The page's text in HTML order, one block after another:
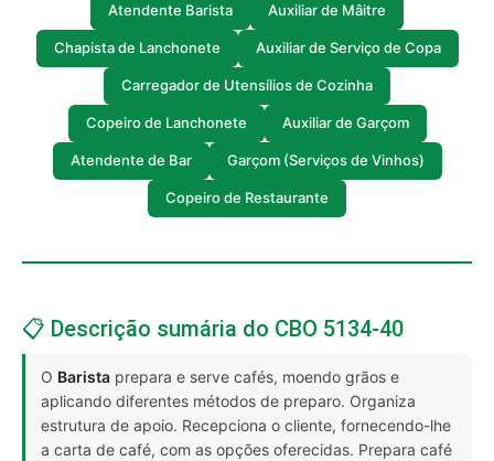
Atendente Barista Auxiliar de Mâitre
Chapista de Lanchonete Auxiliar de Serviço de Copa
Carregador de Utensílios de Cozinha
Copeiro de Lanchonete Auxiliar de Garçom
Atendente de Bar Garçom (Serviços de Vinhos)
Copeiro de Restaurante
📋 Descrição sumária do CBO 5134-40
O Barista prepara e serve cafés, moendo grãos e
aplicando diferentes métodos de preparo. Organiza
estrutura de apoio. Recepciona o cliente, fornecendo-lhe
a carta de café, com as opções oferecidas. Prepara café